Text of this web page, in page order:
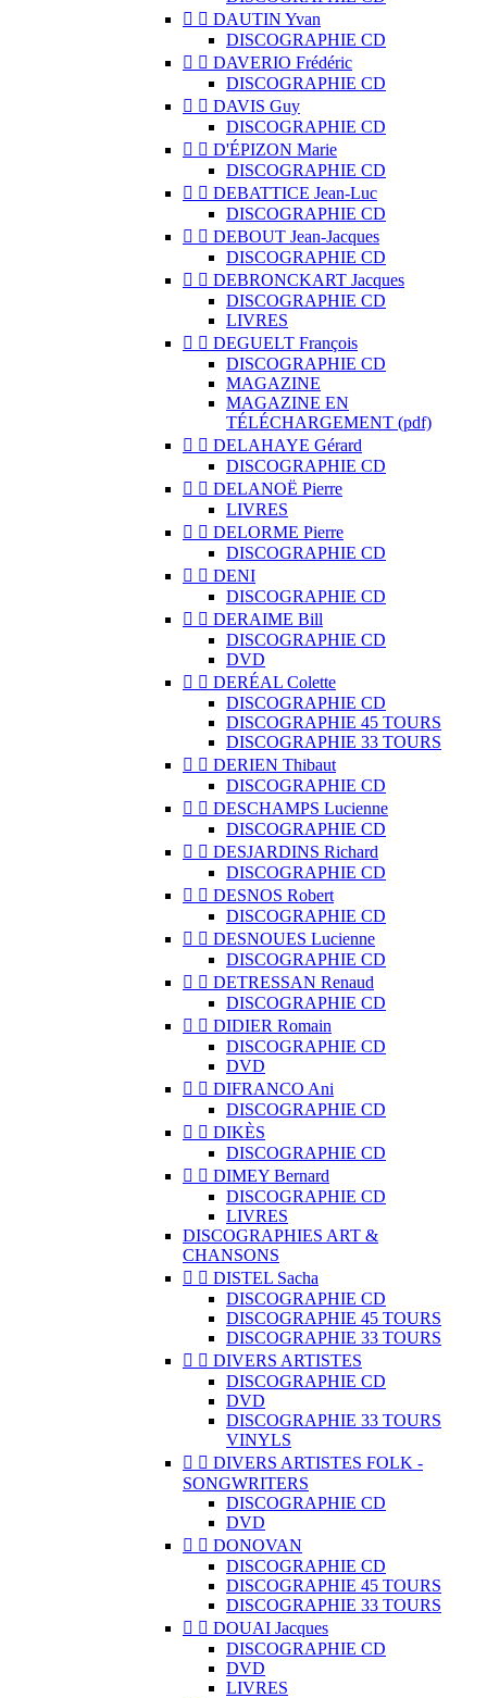
  DAUTIN Yvan
DISCOGRAPHIE CD
  DAVERIO Frédéric
DISCOGRAPHIE CD
  DAVIS Guy
DISCOGRAPHIE CD
  D'ÉPIZON Marie
DISCOGRAPHIE CD
  DEBATTICE Jean-Luc
DISCOGRAPHIE CD
  DEBOUT Jean-Jacques
DISCOGRAPHIE CD
  DEBRONCKART Jacques
DISCOGRAPHIE CD
LIVRES
  DEGUELT François
DISCOGRAPHIE CD
MAGAZINE
MAGAZINE EN
TÉLÉCHARGEMENT (pdf)
  DELAHAYE Gérard
DISCOGRAPHIE CD
  DELANOË Pierre
LIVRES
  DELORME Pierre
DISCOGRAPHIE CD
  DENI
DISCOGRAPHIE CD
  DERAIME Bill
DISCOGRAPHIE CD
DVD
  DERÉAL Colette
DISCOGRAPHIE CD
DISCOGRAPHIE 45 TOURS
DISCOGRAPHIE 33 TOURS
  DERIEN Thibaut
DISCOGRAPHIE CD
  DESCHAMPS Lucienne
DISCOGRAPHIE CD
  DESJARDINS Richard
DISCOGRAPHIE CD
  DESNOS Robert
DISCOGRAPHIE CD
  DESNOUES Lucienne
DISCOGRAPHIE CD
  DETRESSAN Renaud
DISCOGRAPHIE CD
  DIDIER Romain
DISCOGRAPHIE CD
DVD
  DIFRANCO Ani
DISCOGRAPHIE CD
  DIKÈS
DISCOGRAPHIE CD
  DIMEY Bernard
DISCOGRAPHIE CD
LIVRES
DISCOGRAPHIES ART &
CHANSONS
  DISTEL Sacha
DISCOGRAPHIE CD
DISCOGRAPHIE 45 TOURS
DISCOGRAPHIE 33 TOURS
  DIVERS ARTISTES
DISCOGRAPHIE CD
DVD
DISCOGRAPHIE 33 TOURS
VINYLS
  DIVERS ARTISTES FOLK -
SONGWRITERS
DISCOGRAPHIE CD
DVD
  DONOVAN
DISCOGRAPHIE CD
DISCOGRAPHIE 45 TOURS
DISCOGRAPHIE 33 TOURS
  DOUAI Jacques
DISCOGRAPHIE CD
DVD
LIVRES